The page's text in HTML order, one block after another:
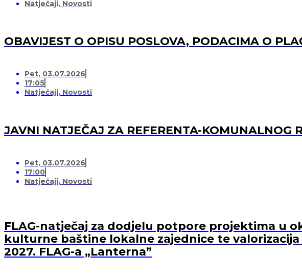
Natječaji, Novosti
OBAVIJEST O OPISU POSLOVA, PODACIMA O
Pet, 03.07.2026
17:05
Natječaji, Novosti
JAVNI NATJEČAJ ZA REFERENTA-KOMUNALNOG
Pet, 03.07.2026
17:00
Natječaji, Novosti
FLAG-natječaj za dodjelu potpore projektima u
kulturne baštine lokalne zajednice te valorizacija
2027. FLAG-a „Lanterna”